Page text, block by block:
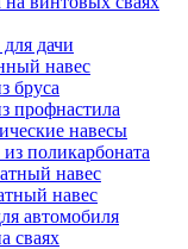
дачи
навес
бруса
профнастила
навесы
поликарбоната
навес
навес
автомобиля
сваях